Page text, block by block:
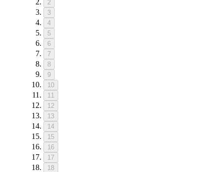
2
3
4
5
6
7
8
9
10
11
12
13
14
15
16
17
18